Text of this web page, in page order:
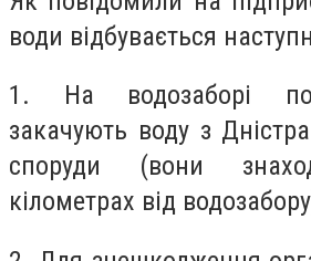
води відбувається
1. На водозаборі
закачують воду з
споруди (вони
кілометрах від